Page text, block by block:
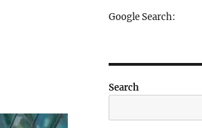
Google Search:
Search